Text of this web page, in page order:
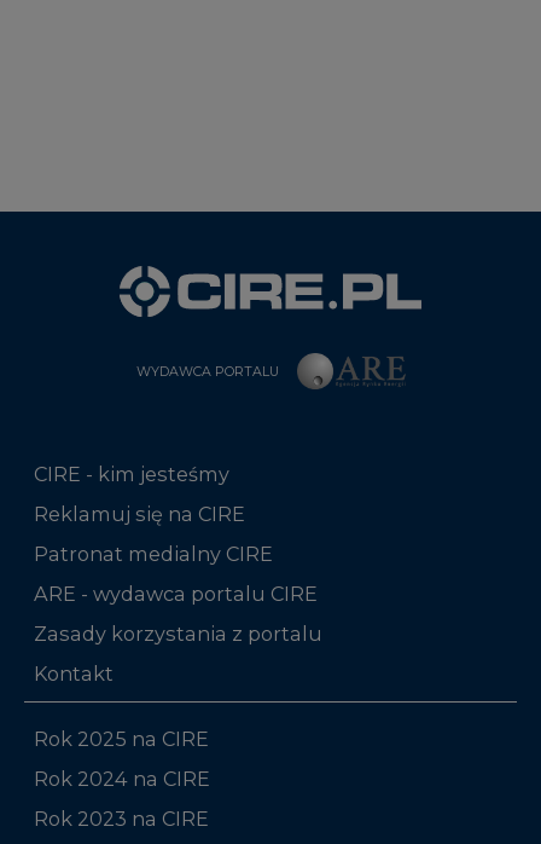
WYDAWCA PORTALU
CIRE - kim jesteśmy
Reklamuj się na CIRE
Patronat medialny CIRE
ARE - wydawca portalu CIRE
Zasady korzystania z portalu
Kontakt
Rok 2025 na CIRE
Rok 2024 na CIRE
Rok 2023 na CIRE